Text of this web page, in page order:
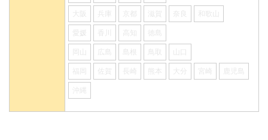
京都 奈良 和歌山
愛媛 香川 高知
広島